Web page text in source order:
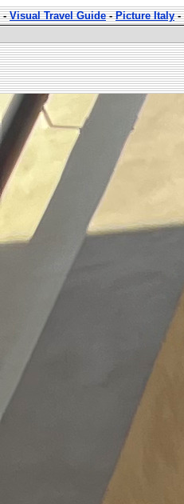
-Visual Travel Guide-Picture Italy-